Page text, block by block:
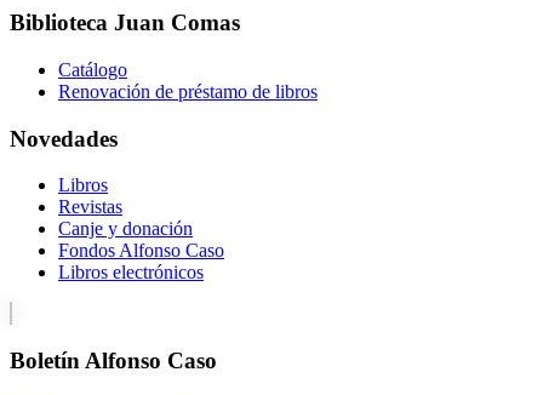
Biblioteca Juan Comas
Catálogo
Renovación de préstamo de libros
Novedades
Libros
Revistas
Canje y donación
Fondos Alfonso Caso
Libros electrónicos
Boletín Alfonso Caso